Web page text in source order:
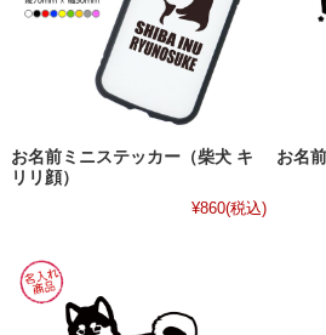
お名前ミニステッカー（柴犬 キ
リリ顔）
¥860(税込)
お名